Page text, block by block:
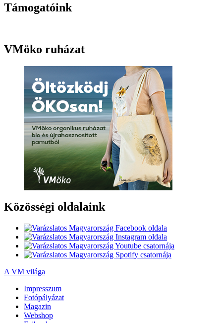
Támogatóink
VMöko ruházat
Közösségi oldalaink
A VM világa
Impresszum
Fotópályázat
Magazin
Webshop